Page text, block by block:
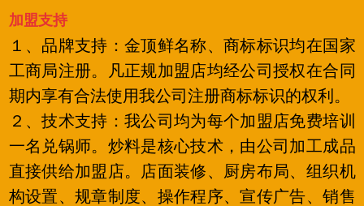
加盟支持
１、品牌支持：金顶鲜名称、商标标识均在国家
工商局注册。凡正规加盟店均经公司授权在合同
期内享有合法使用我公司注册商标标识的权利。
２、技术支持：我公司均为每个加盟店免费培训
一名兑锅师。炒料是核心技术，由公司加工成品
直接供给加盟店。店面装修、厨房布局、组织机
构设置、规章制度、操作程序、宣传广告、销售